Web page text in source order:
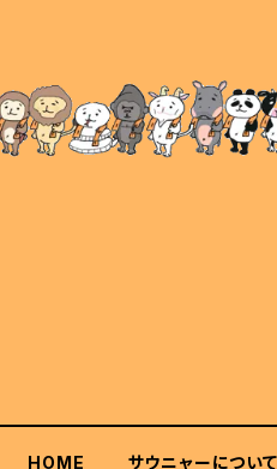
HOME サウニャーについて